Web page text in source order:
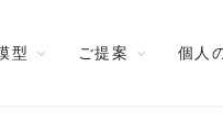
型 ご提案 個人